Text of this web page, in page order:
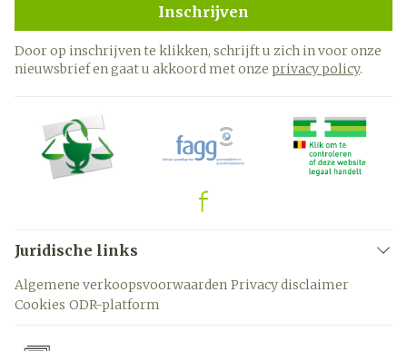
Inschrijven
Door op inschrijven te klikken, schrijft u zich in voor onze
nieuwsbrief en gaat u akkoord met onze privacy policy.
Juridische links
Algemene verkoopsvoorwaarden Privacy disclaimer
Cookies ODR-platform